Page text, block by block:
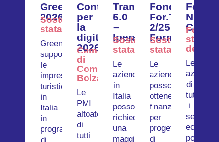
GreenTour
2026
Sostegno
statale
GreenTour
supporta
le
imprese
turistiche
in
Italia
in
programmi
di
Contributi
per
la
digitalizzazione
2026
Camera
di
Commercio
Bolzano
Le
PMI
altoatesine
di
tutti
Transizione
5.0
–
Iperammortamento
Sostegno
statale
Le
aziende
in
Italia
possono
richiedere
una
maggiorazione
Fondo
For.Te.
2/25
Formazione
Sostegno
statale
Le
aziende
possono
ottenere
finanziamenti
per
progetti
di
Fondo
Nuove
Fondi
dell'UE
Le
aziende
di
tutti
i
settori
possono